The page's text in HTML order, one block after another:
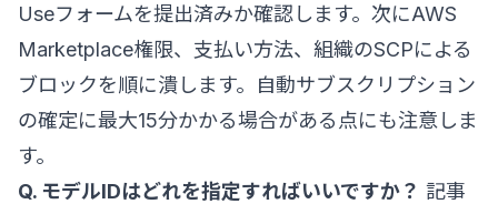
Useフォームを提出済みか確認します。次にAWS
Marketplace権限、支払い方法、組織のSCPによる
ブロックを順に潰します。自動サブスクリプション
の確定に最大15分かかる場合がある点にも注意しま
す。
Q. モデルIDはどれを指定すればいいですか？ 記事